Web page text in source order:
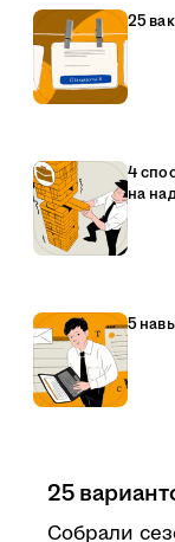
25
4
на
5
25
Собрали